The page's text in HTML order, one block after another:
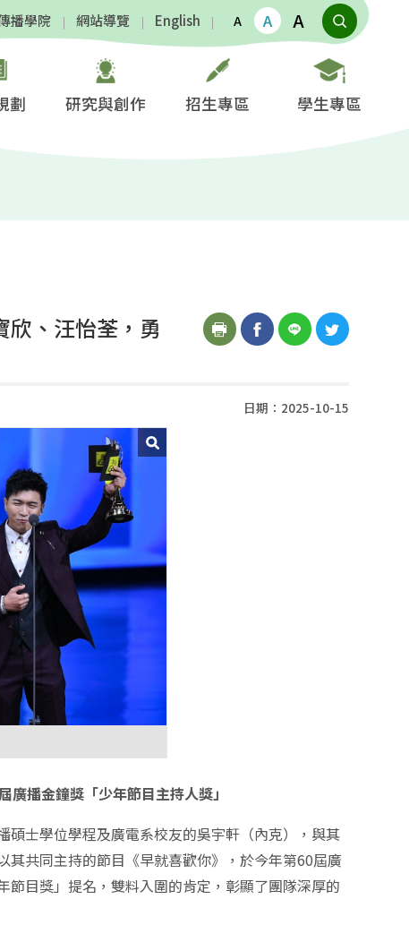
播學院 網站導覽 English A A A
劃 研究與創作 招生專區 學生專區
欣、汪怡荃，勇
日期：2025-10-15
播金鐘獎「少年節目主持人獎」
士學位學程及廣電系校友的吳宇軒（內克），與其
共同主持的節目《早就喜歡你》，於今年第60屆廣
目獎」提名，雙料入圍的肯定，彰顯了團隊深厚的